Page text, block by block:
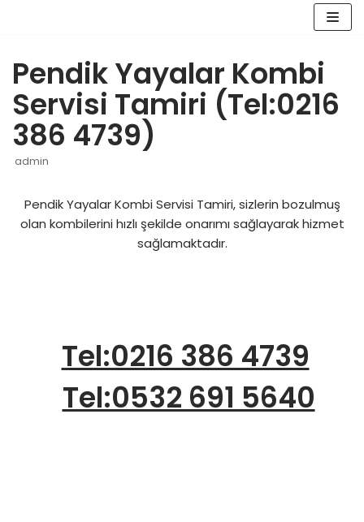
Pendik Yayalar Kombi
Servisi Tamiri (Tel:0216
386 4739)
admin
Pendik Yayalar Kombi Servisi Tamiri, sizlerin bozulmuş
olan kombilerini hızlı şekilde onarımı sağlayarak hizmet
sağlamaktadır.
Tel:0216 386 4739
Tel:0532 691 5640